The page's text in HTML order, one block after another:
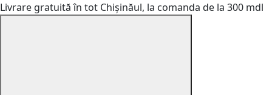
Livrare gratuită în tot Chișinăul, la comanda de la 300 mdl